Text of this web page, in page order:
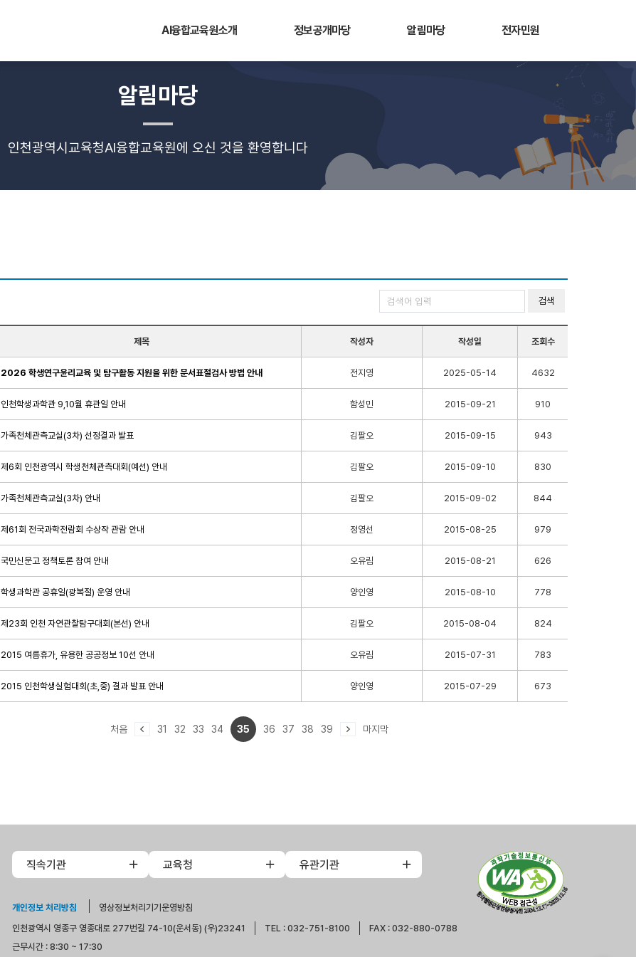
AI융합교육원소개 정보공개마당 알림마당 전자민원
알림마당
인천광역시교육청AI융합교육원에 오신 것을 환영합니다
검색
제목 작성자 작성일 조회수
2026 학생연구윤리교육 및 탐구활동 지원을 위한 문서표절검사 방법 안내 전지영 2025-05-14 4632
인천학생과학관 9,10월 휴관일 안내 함성민 2015-09-21 910
가족천체관측교실(3차) 선정결과 발표 김팔오 2015-09-15 943
제6회 인천광역시 학생천체관측대회(예선) 안내 김팔오 2015-09-10 830
가족천체관측교실(3차) 안내 김팔오 2015-09-02 844
제61회 전국과학전람회 수상작 관람 안내 정영선 2015-08-25 979
국민신문고 정책토론 참여 안내 오유림 2015-08-21 626
학생과학관 공휴일(광복절) 운영 안내 양인영 2015-08-10 778
제23회 인천 자연관찰탐구대회(본선) 안내 김팔오 2015-08-04 824
2015 여름휴가, 유용한 공공정보 10선 안내 오유림 2015-07-31 783
2015 인천학생실험대회(초,중) 결과 발표 안내 양인영 2015-07-29 673
처음 31 32 33 34 35 36 37 38 39 마지막
직속기관 교육청 유관기관
개인정보 처리방침
영상정보처리기기운영방침
인천광역시 영종구 영종대로 277번길 74-10(운서동) (우)23241
TEL : 032-751-8100
FAX : 032-880-0788
근무시간 : 8:30 ~ 17:30